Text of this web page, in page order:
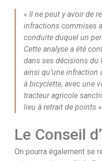
« Il ne peut y avoir de
infractions commises
conduite duquel un
Cette analyse a été
dans ses décisions du
ainsi qu’une
à bicyclette, avec une
tracteur agricole
lieu à retrait de points ».
Le Conseil
On pourra également se